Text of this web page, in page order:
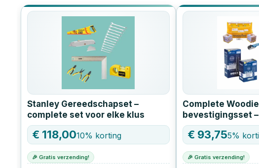
Stanley Gereedschapset –
complete set voor elke klus
€ 118,0010% korting
🎉 Gratis verzending!
Complete
bevestigingsset –
schroeven,
spanbanden
€ 93,755%
🎉 Gratis verzending!